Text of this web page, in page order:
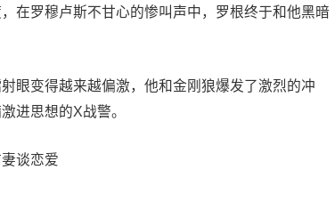
在罗穆卢斯不甘心的惨叫声中，罗根终于和他黑暗
眼变得越来越偏激，他和金刚狼爆发了激烈的冲
进思想的X战警。